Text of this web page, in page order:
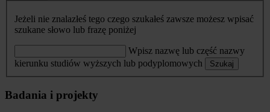
Jeżeli nie znalazłeś tego czego szukałeś zawsze możesz wpisać
szukane słowo lub frazę poniżej
Wpisz nazwę lub część nazwy
kierunku studiów wyższych lub podyplomowych
Szukaj
Badania i projekty